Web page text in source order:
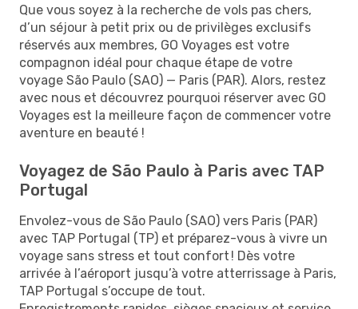
Que vous soyez à la recherche de vols pas chers,
d’un séjour à petit prix ou de privilèges exclusifs
réservés aux membres, GO Voyages est votre
compagnon idéal pour chaque étape de votre
voyage São Paulo (SAO) — Paris (PAR). Alors, restez
avec nous et découvrez pourquoi réserver avec GO
Voyages est la meilleure façon de commencer votre
aventure en beauté !
Voyagez de São Paulo à Paris avec TAP
Portugal
Envolez-vous de São Paulo (SAO) vers Paris (PAR)
avec TAP Portugal (TP) et préparez-vous à vivre un
voyage sans stress et tout confort ! Dès votre
arrivée à l’aéroport jusqu’à votre atterrissage à Paris,
TAP Portugal s’occupe de tout.